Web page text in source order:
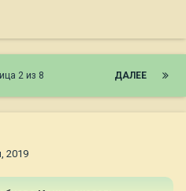
ДАЛЕЕ
2 из 8
2019